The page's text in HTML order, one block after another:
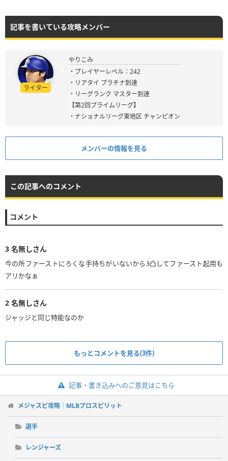
記事を書いている攻略メンバー
ライター
やりこみ
・プレイヤーレベル：242
・リアタイ プラチナ到達
・リーグランク マスター到達
【第2回プライムリーグ】
・ナショナルリーグ東地区 チャンピオン
メンバーの情報を見る
この記事へのコメント
コメント
3 名無しさん
今の所ファーストにろくな手持ちがいないから3凸してファースト起用も
アリかなぁ
2 名無しさん
ジャッジと同じ特能なのか
もっとコメントを見る(3件)
記事・書き込みへのご意見はこちら
メジャスピ攻略｜MLBプロスピリット
選手
レンジャーズ